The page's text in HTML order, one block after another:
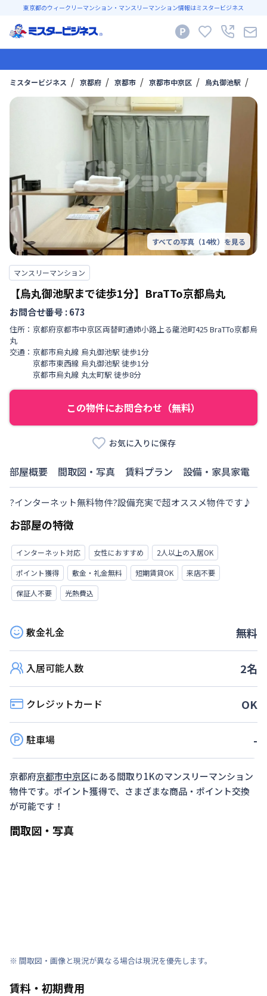
東京都のウィークリーマンション・マンスリーマンション情報はミスタービジネス
ミスタービジネス 京都府 京都市 京都市中京区 烏丸御池駅
すべての写真（14枚）を見る
マンスリーマンション
【烏丸御池駅まで徒歩1分】BraTTo京都烏丸
お問合せ番号 :673
住所： 京都府京都市中京区両替町通姉小路上る龍池町425 BraTTo京都烏
丸
交通： 京都市烏丸線 烏丸御池駅 徒歩1分
京都市東西線 烏丸御池駅 徒歩1分
京都市烏丸線 丸太町駅 徒歩8分
この物件にお問合わせ（無料）
お気に入りに保存
部屋概要 間取図・写真 賃料プラン 設備・家具家電
?インターネット無料物件?設備充実で超オススメ物件です♪
お部屋の特徴
インターネット対応 女性におすすめ
2人以上の入居OK
ポイント獲得
敷金・礼金無料 短期賃貸OK
来店不要
保証人不要
光熱費込
敷金礼金 無料
入居可能人数 2名
クレジットカード OK
駐車場 -
京都府京都市中京区にある間取り1Kのマンスリーマンション
物件です。ポイント獲得で、さまざまな商品・ポイント交換
が可能です！
間取図・写真
※ 間取図・画像と現況が異なる場合は現況を優先します。
賃料・初期費用